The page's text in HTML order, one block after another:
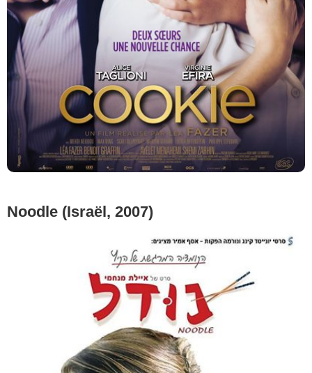
Noodle (Israël, 2007)